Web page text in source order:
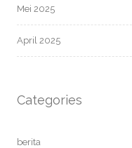
Mei 2025
April 2025
Categories
berita